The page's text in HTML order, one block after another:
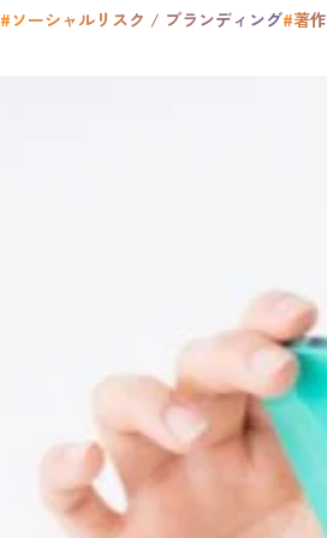
#ソーシャルリスク / ブランディング#著